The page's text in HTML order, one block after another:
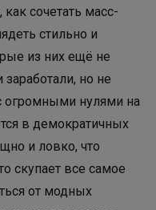
сочетать масс-
стильно и
из них ещё не
но не
огромными нулями на
в демократичных
и ловко, что
скупает все самое
от модных